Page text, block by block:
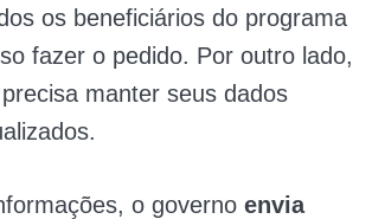
os beneficiários do programa
fazer o pedido. Por outro lado,
manter seus dados
o governo envia